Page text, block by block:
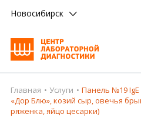
Новосибирск
Главная
Анализы
Главная Услуги
Панель №19
«Дор Блю», козий сыр, овечья
ряженка, яйцо цесарки)